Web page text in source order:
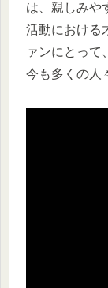
は、親しみや
活動における
ァンにとって
今も多くの人